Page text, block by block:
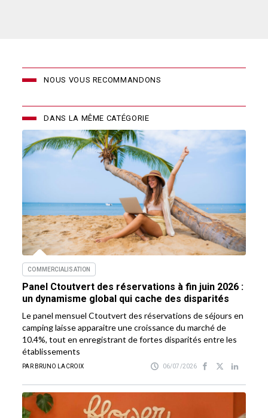
NOUS VOUS RECOMMANDONS
DANS LA MÊME CATÉGORIE
COMMERCIALISATION
Panel Ctoutvert des réservations à fin juin 2026 :
un dynamisme global qui cache des disparités
Le panel mensuel Ctoutvert des réservations de séjours en
camping laisse apparaitre une croissance du marché de
10.4%, tout en enregistrant de fortes disparités entre les
établissements
PAR BRUNO LACROIX 06/07/2026